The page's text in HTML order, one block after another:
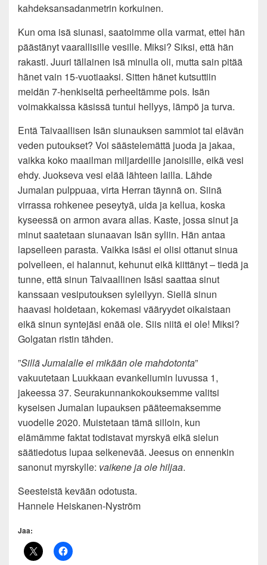
kahdeksansadanmetrin korkuinen.
Kun oma isä siunasi, saatoimme olla varmat, ettei hän
päästänyt vaarallisille vesille. Miksi? Siksi, että hän
rakasti. Juuri tällainen isä minulla oli, mutta sain pitää
hänet vain 15-vuotiaaksi. Sitten hänet kutsuttiin
meidän 7-henkiseltä perheeltämme pois. Isän
voimakkaissa käsissä tuntui hellyys, lämpö ja turva.
Entä Taivaallisen Isän siunauksen sammiot tai elävän
veden putoukset? Voi säästelemättä juoda ja jakaa,
vaikka koko maailman miljardeille janoisille, eikä vesi
ehdy. Juokseva vesi elää lähteen lailla. Lähde
Jumalan pulppuaa, virta Herran täynnä on. Siinä
virrassa rohkenee peseytyä, uida ja kellua, koska
kyseessä on armon avara allas. Kaste, jossa sinut ja
minut saatetaan siunaavan Isän syliin. Hän antaa
lapselleen parasta. Vaikka isäsi ei olisi ottanut sinua
polvelleen, ei halannut, kehunut eikä kiittänyt – tiedä ja
tunne, että sinun Taivaallinen Isäsi saattaa sinut
kanssaan vesiputouksen syleilyyn. Siellä sinun
haavasi hoidetaan, kokemasi vääryydet oikaistaan
eikä sinun syntejäsi enää ole. Siis niitä ei ole! Miksi?
Golgatan ristin tähden.
”Sillä Jumalalle ei mikään ole mahdotonta”
vakuutetaan Luukkaan evankeliumin luvussa 1,
jakeessa 37. Seurakunnankokouksemme valitsi
kyseisen Jumalan lupauksen pääteemaksemme
vuodelle 2020. Muistetaan tämä silloin, kun
elämämme faktat todistavat myrskyä eikä sielun
säätiedotus lupaa selkenevää. Jeesus on ennenkin
sanonut myrskylle: vaikene ja ole hiljaa.
Seesteistä kevään odotusta.
Hannele Heiskanen-Nyström
Jaa: